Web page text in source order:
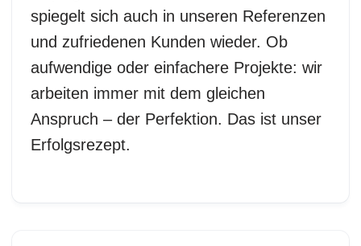
spiegelt sich auch in unseren Referenzen
und zufriedenen Kunden wieder. Ob
aufwendige oder einfachere Projekte: wir
arbeiten immer mit dem gleichen
Anspruch – der Perfektion. Das ist unser
Erfolgsrezept.